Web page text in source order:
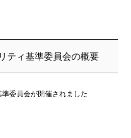
ティ基準委員会の概要
委員会が開催されました